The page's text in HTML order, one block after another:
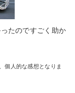
たのですごく助か
個人的な感想となりま